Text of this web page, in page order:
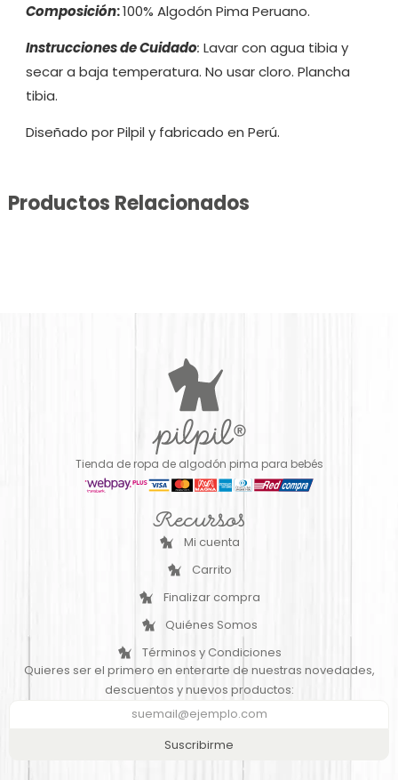
Composición:100% Algodón Pima Peruano.
Instrucciones de Cuidado: Lavar con agua tibia y
secar a baja temperatura. No usar cloro. Plancha
tibia.
Diseñado por Pilpil y fabricado en Perú.
Productos Relacionados
Tienda de ropa de algodón pima para bebés
Recursos
Mi cuenta
Carrito
Finalizar compra
Quiénes Somos
Términos y Condiciones
Quieres ser el primero en enterarte de nuestras novedades,
descuentos y nuevos productos:
Suscribirme